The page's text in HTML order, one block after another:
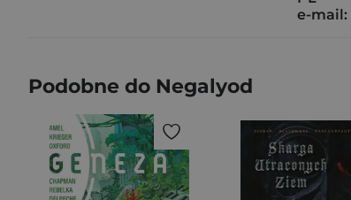
e-mail:
Podobne do Negalyod